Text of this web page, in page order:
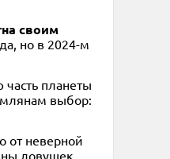
своим
но в 2024-м
планеты
выбор:
от неверной
ловушек,